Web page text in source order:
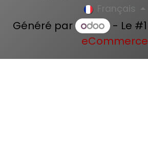
Français
Généré par - Le #1
eCommerce